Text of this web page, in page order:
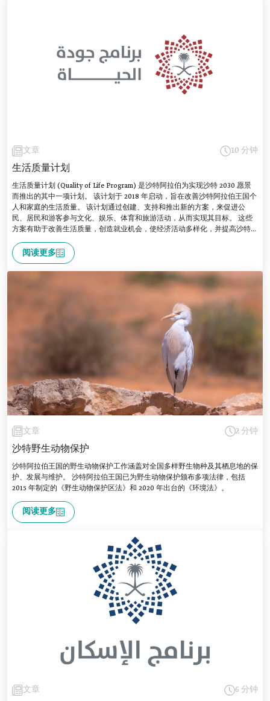
文章 10 分钟
生活质量计划
生活质量计划 (Quality of Life Program) 是沙特阿拉伯为实现沙特 2030 愿景
而推出的其中一项计划。 该计划于 2018 年启动，旨在改善沙特阿拉伯王国个
人和家庭的生活质量。 该计划通过创建、支持和推出新的方案，来促进公
民、居民和游客参与文化、娱乐、体育和旅游活动，从而实现其目标。 这些
方案有助于改善生活质量，创造就业机会，使经济活动多样化，并提高沙特阿
拉伯的城市在世界最佳城市排名中的地位。
阅读更多
文章 2 分钟
沙特野生动物保护
沙特阿拉伯王国的野生动物保护工作涵盖对全国多样野生物种及其栖息地的保
护、发展与维护。 沙特阿拉伯王国已为野生动物保护颁布多项法律，包括
2015 年制定的《野生动物保护区法》和 2020 年出台的《环境法》。
阅读更多
文章 6 分钟